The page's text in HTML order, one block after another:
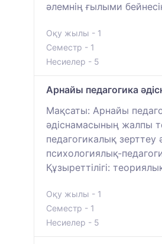
әлемнің ғылыми
Оқу жылы - 1
Семестр - 1
Несиелер - 5
Арнайы педагогика
Мақсаты: Арнайы
әдіснамасының жалпы
педагогикалық зерттеу
психологиялық-
Құзыреттілігі:
Оқу жылы - 1
Семестр - 1
Несиелер - 5